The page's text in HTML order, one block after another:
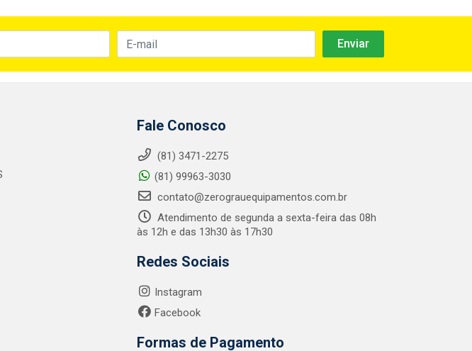
Fale Conosco
(81) 3471-2275
(81) 99963-3030
contato@zerograuequipamentos.com.br
Atendimento de segunda a sexta-feira das 08h
às 12h e das 13h30 às 17h30
Redes Sociais
Instagram
Facebook
Formas de Pagamento